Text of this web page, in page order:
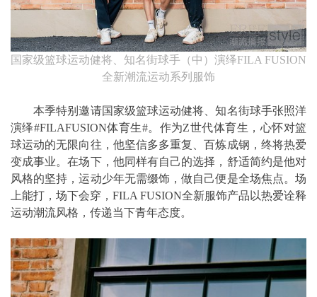
国家级篮球运动健将、知名街球手（中）演绎FILA FUSION
全新潮流运动系列服饰
本季特别邀请国家级篮球运动健将、知名街球手张照洋
演绎#FILAFUSION体育生#。作为Z世代体育生，心怀对篮
球运动的无限向往，他坚信多多重复、百炼成钢，终将热爱
变成事业。在场下，他同样有自己的选择，舒适简约是他对
风格的坚持，运动少年无需缀饰，做自己便是全场焦点。场
上能打，场下会穿，FILA FUSION全新服饰产品以热爱诠释
运动潮流风格，传递当下青年态度。